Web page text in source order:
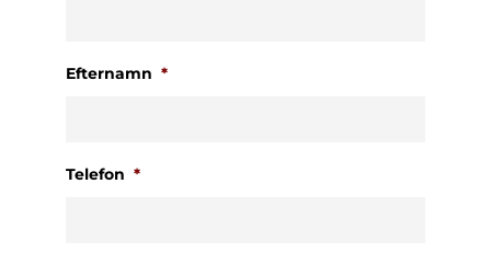
Efternamn *
Telefon *